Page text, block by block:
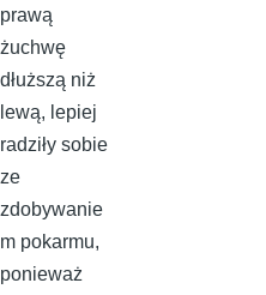
prawą
żuchwę
dłuższą niż
lewą, lepiej
radziły sobie
ze
zdobywanie
m pokarmu,
ponieważ